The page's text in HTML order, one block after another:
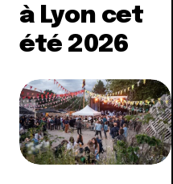
à Lyon cet
été 2026